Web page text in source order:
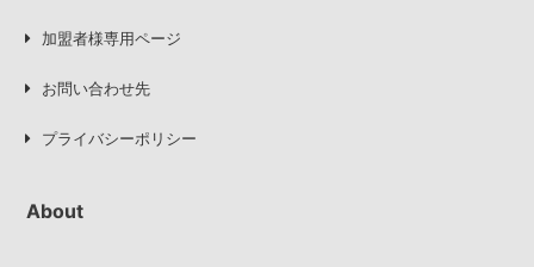
加盟者様専用ページ
お問い合わせ先
プライバシーポリシー
About